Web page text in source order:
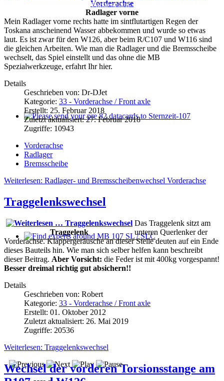
SL und SLC in jeder Farbe sehen
Please send your pre 82 datacards to Sternzeit-107
Find experts around MB 107 SL / SLC
Radlager vorne
Mein Radlager vorne rechts hatte im sintflutartigen Regen der
Toskana anscheinend Wasser abbekommen und wurde so etwas
laut. Es ist zwar für den W126, aber beim R/C107 und W116 sind
die gleichen Arbeiten. Wie man die Radlager und die Bremsscheibe
wechselt, das Spiel einstellt und das ohne die MB
Spezialwerkzeuge, erfahrt Ihr hier.
Details
Geschrieben von: Dr-DJet
Kategorie: 33 - Vorderachse / Front axle
Erstellt: 25. Februar 2018
Zuletzt aktualisiert: 27. Februar 2018
Zugriffe: 10943
Vorderachse
Radlager
Bremsscheibe
Weiterlesen: Radlager- und Bremsscheibenwechsel Vorderachse
Traggelenkswechsel
Traggelenk
Das Traggelenk sitzt am
unteren Querlenker der
Vorderachse. Klappergeräusche an dieser Stelle deuten auf ein Ende
dieses Bauteils hin. Wie man sich selber helfen kann beschreibt
dieser Beitrag. Aber Vorsicht: die Feder ist mit 400kg vorgespannt!
Besser dreimal richtig gut absichern!!
Details
Geschrieben von: Robert
Kategorie: 33 - Vorderachse / Front axle
Erstellt: 01. Oktober 2012
Zuletzt aktualisiert: 26. Mai 2019
Zugriffe: 20536
Weiterlesen: Traggelenkswechsel
Wechsel der vorderen Torsionsstange am